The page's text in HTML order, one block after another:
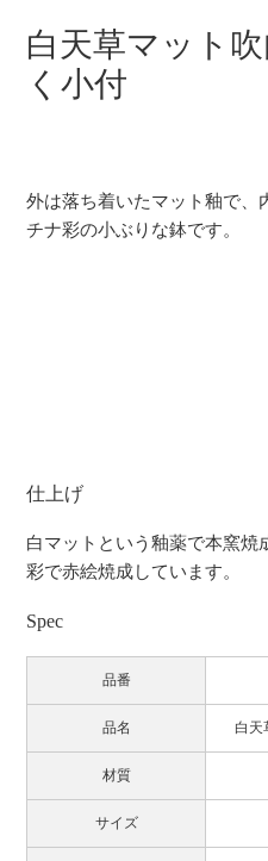
白天草マット
く小付
外は落ち着いたマット釉で、
チナ彩の小ぶりな鉢です。
仕上げ
白マットという釉薬で本窯焼
彩で赤絵焼成しています。
Spec
品番
品名 白
材質
サイズ